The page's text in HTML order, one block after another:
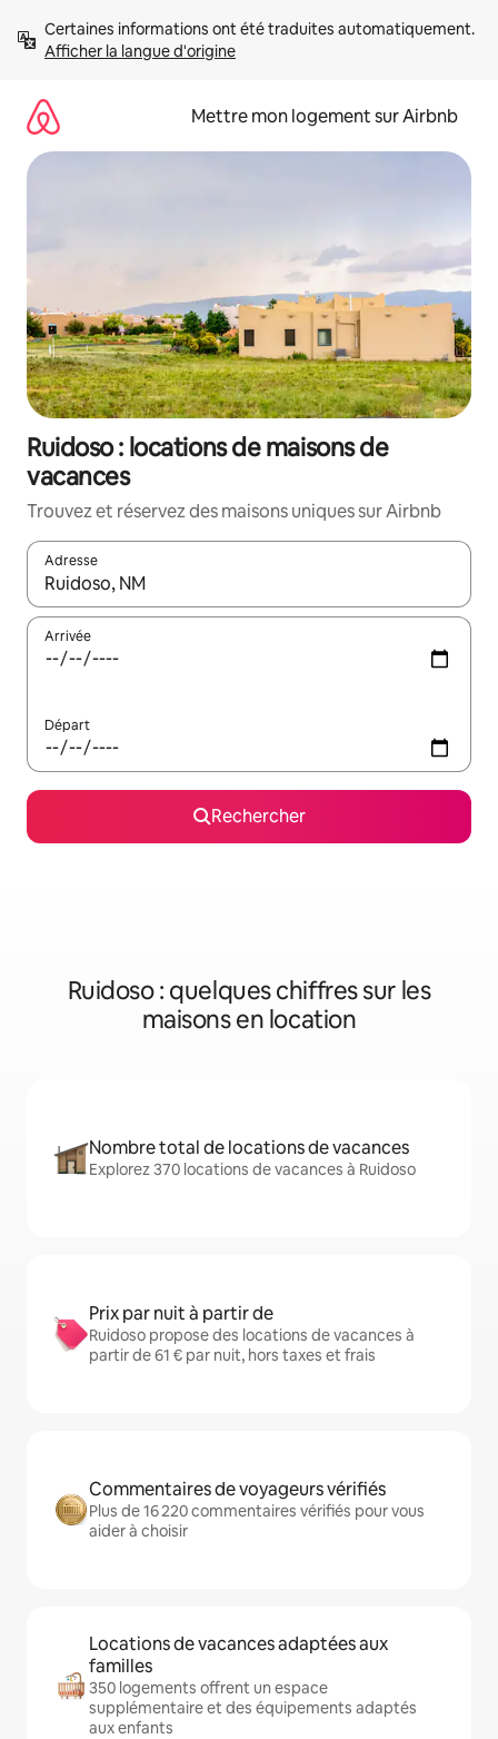
directement
Afficher la langue d'origine
Mettre mon logement sur Airbnb
Ruidoso : locations de maisons de
vacances
Trouvez et réservez des maisons uniques sur Airbnb
Adresse
Lorsque les résultats s'affichent, utilisez les flèches vers le
Arrivée
Départ
Rechercher
Ruidoso : quelques chiffres sur les
maisons en location
Nombre total de locations de vacances
Explorez 370 locations de vacances à Ruidoso
Prix par nuit à partir de
Ruidoso propose des locations de vacances à
partir de 61 € par nuit, hors taxes et frais
Commentaires de voyageurs vérifiés
Plus de 16 220 commentaires vérifiés pour vous
aider à choisir
Locations de vacances adaptées aux
familles
350 logements offrent un espace
supplémentaire et des équipements adaptés
aux enfants